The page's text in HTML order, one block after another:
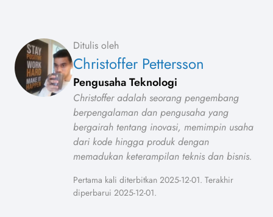
Ditulis oleh
Christoffer Pettersson
Pengusaha Teknologi
Christoffer adalah seorang pengembang
berpengalaman dan pengusaha yang
bergairah tentang inovasi, memimpin usaha
dari kode hingga produk dengan
memadukan keterampilan teknis dan bisnis.
Pertama kali diterbitkan 2025-12-01. Terakhir
diperbarui 2025-12-01.